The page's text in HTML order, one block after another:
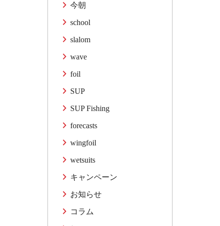
今朝
school
slalom
wave
foil
SUP
SUP Fishing
forecasts
wingfoil
wetsuits
キャンペーン
お知らせ
コラム